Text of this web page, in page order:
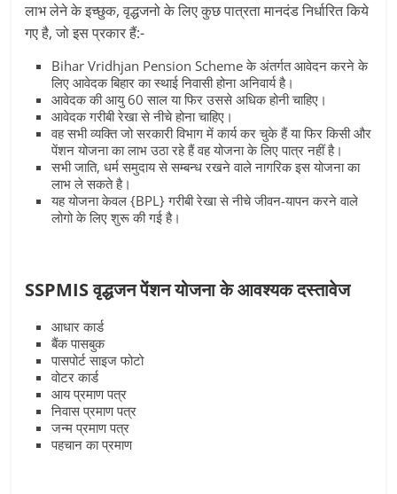
लाभ लेने के इच्छुक, वृद्धजनो के लिए कुछ पात्रता मानदंड निर्धारित किये
गए है, जो इस प्रकार हैं:-
Bihar Vridhjan Pension Scheme के अंतर्गत आवेदन करने के
लिए आवेदक बिहार का स्थाई निवासी होना अनिवार्य है।
आवेदक की आयु 60 साल या फिर उससे अधिक होनी चाहिए।
आवेदक गरीबी रेखा से नीचे होना चाहिए।
वह सभी व्यक्ति जो सरकारी विभाग में कार्य कर चुके हैं या फिर किसी और
पेंशन योजना का लाभ उठा रहे हैं वह योजना के लिए पात्र नहीं है।
सभी जाति, धर्म समुदाय से सम्बन्ध रखने वाले नागरिक इस योजना का
लाभ ले सकते है।
यह योजना केवल {BPL} गरीबी रेखा से नीचे जीवन-यापन करने वाले
लोगो के लिए शुरू की गई है।
SSPMIS वृद्धजन पेंशन योजना के आवश्यक दस्तावेज
आधार कार्ड
बैंक पासबुक
पासपोर्ट साइज फोटो
वोटर कार्ड
आय प्रमाण पत्र
निवास प्रमाण पत्र
जन्म प्रमाण पत्र
पहचान का प्रमाण